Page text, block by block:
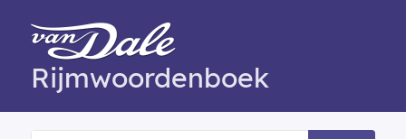
Rijmwoordenboek